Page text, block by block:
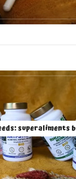
superaliments